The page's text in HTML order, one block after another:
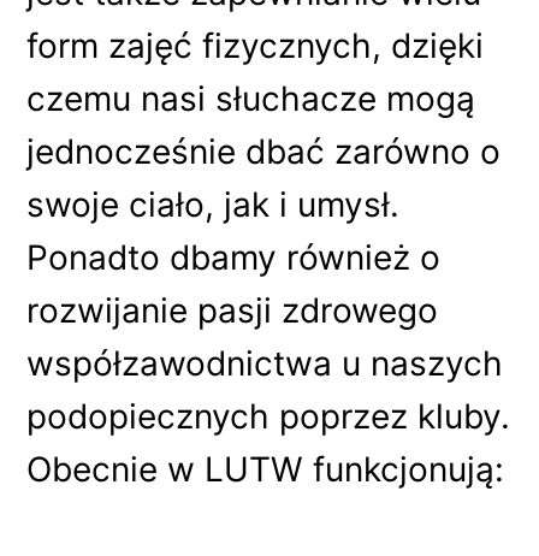
form zajęć fizycznych, dzięki
czemu nasi słuchacze mogą
jednocześnie dbać zarówno o
swoje ciało, jak i umysł.
Ponadto dbamy również o
rozwijanie pasji zdrowego
współzawodnictwa u naszych
podopiecznych poprzez kluby.
Obecnie w LUTW funkcjonują: